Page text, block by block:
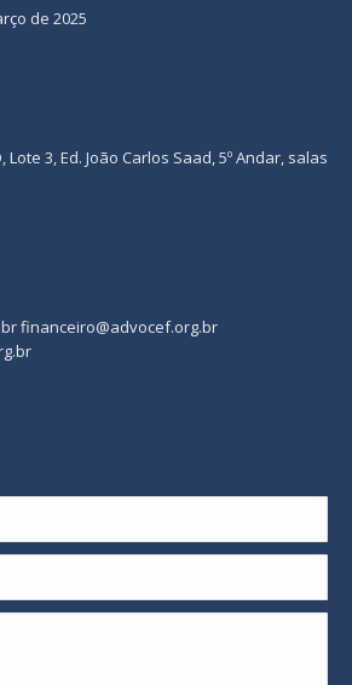
de 2025
Lote 3, Ed. João Carlos Saad, 5º Andar, salas
financeiro@advocef.org.br